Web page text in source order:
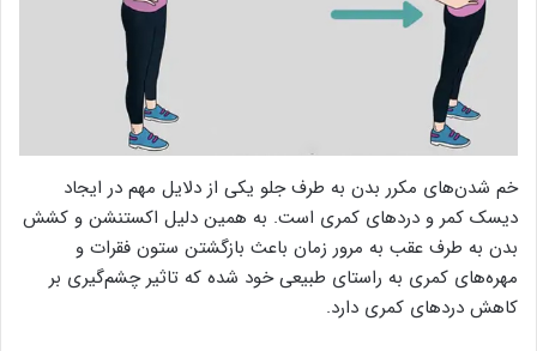
خم شدن‌های مکرر بدن به طرف جلو یکی از دلایل مهم در ایجاد
دیسک کمر و دردهای کمری است. به همین دلیل اکستنشن و کشش
بدن به طرف عقب به مرور زمان باعث بازگشتن ستون فقرات و
مهره‌های کمری به راستای طبیعی خود شده که تاثیر چشم‌گیری بر
کاهش دردهای کمری دارد.